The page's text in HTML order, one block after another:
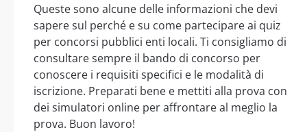
Queste sono alcune delle informazioni che devi
sapere sul perché e su come partecipare ai quiz
per concorsi pubblici enti locali. Ti consigliamo di
consultare sempre il bando di concorso per
conoscere i requisiti specifici e le modalità di
iscrizione. Preparati bene e mettiti alla prova con
dei simulatori online per affrontare al meglio la
prova. Buon lavoro!